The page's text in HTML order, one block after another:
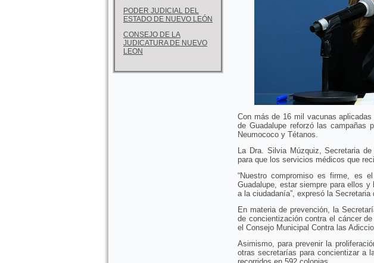
PODER JUDICIAL DEL
ESTADO DE NUEVO LEÓN
CONSEJO DE LA
JUDICATURA DE NUEVO
LEON
Con más de 16 mil vacunas
de Guadalupe reforzó las campañas
Neumococo y Tétanos.
La Dra. Silvia Múzquiz, Secretaria
para que los servicios médicos que
“Nuestro compromiso es firme, es
Guadalupe, estar siempre para ellos
a la ciudadanía”, expresó la Secretaria
En materia de prevención, la
de concientización contra el cáncer
el Consejo Municipal Contra las
Asimismo, para prevenir la
otras secretarías para concientizar a